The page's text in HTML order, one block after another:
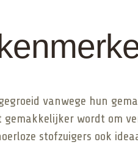
vanwege hun
wordt om
stofzuigers ook